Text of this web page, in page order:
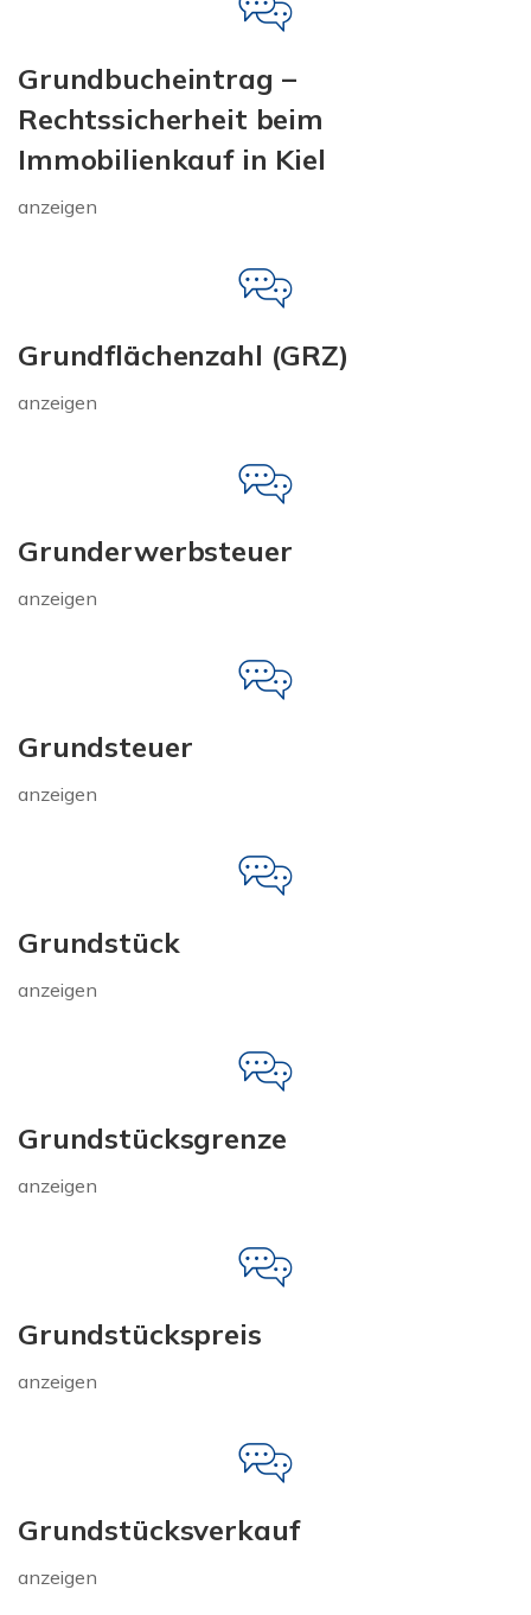
Grundbucheintrag –
Rechtssicherheit beim
Immobilienkauf in Kiel
anzeigen
Grundflächenzahl (GRZ)
anzeigen
Grunderwerbsteuer
anzeigen
Grundsteuer
anzeigen
Grundstück
anzeigen
Grundstücksgrenze
anzeigen
Grundstückspreis
anzeigen
Grundstücksverkauf
anzeigen